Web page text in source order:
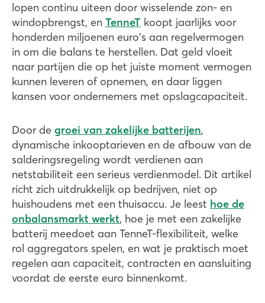
lopen continu uiteen door wisselende zon- en
windopbrengst, en TenneT koopt jaarlijks voor
honderden miljoenen euro's aan regelvermogen
in om die balans te herstellen. Dat geld vloeit
naar partijen die op het juiste moment vermogen
kunnen leveren of opnemen, en daar liggen
kansen voor ondernemers met opslagcapaciteit.
Door de groei van zakelijke batterijen,
dynamische inkooptarieven en de afbouw van de
salderingsregeling wordt verdienen aan
netstabiliteit een serieus verdienmodel. Dit artikel
richt zich uitdrukkelijk op bedrijven, niet op
huishoudens met een thuisaccu. Je leest hoe de
onbalansmarkt werkt, hoe je met een zakelijke
batterij meedoet aan TenneT-flexibiliteit, welke
rol aggregators spelen, en wat je praktisch moet
regelen aan capaciteit, contracten en aansluiting
voordat de eerste euro binnenkomt.